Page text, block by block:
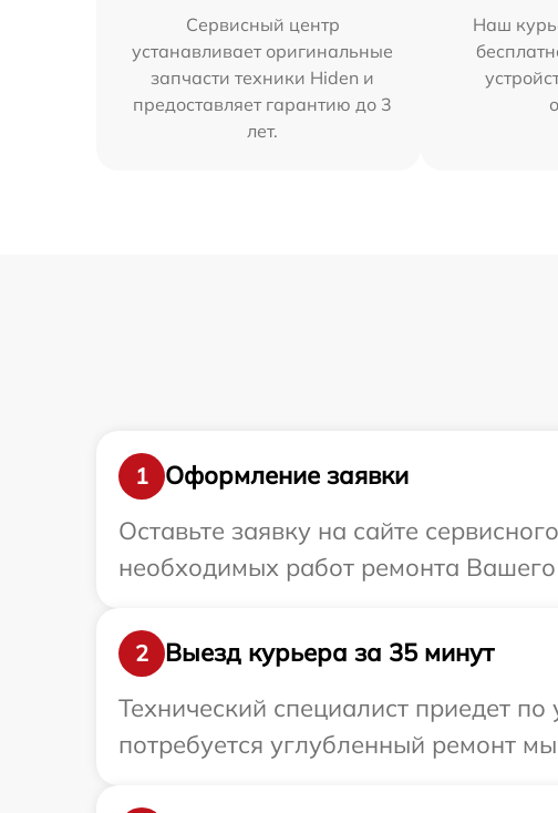
Сервисный центр
устанавливает оригинальные
запчасти техники Hiden и
предоставляет гарантию до 3
лет.
Наш
1
Оформление заявки
Оставьте заявку на сайте
необходимых работ ремонта Вашего
2
Выезд курьера за 35 минут
Технический специалист приедет
потребуется углубленный ремонт